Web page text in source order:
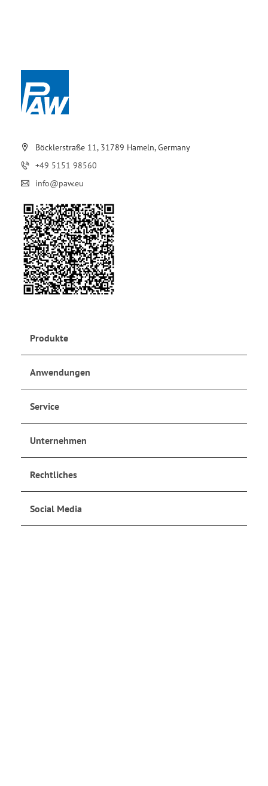
Böcklerstraße 11, 31789 Hameln, Germany
+49 5151 98560
info@paw.eu
Produkte
Anwendungen
Service
Unternehmen
Rechtliches
Social Media